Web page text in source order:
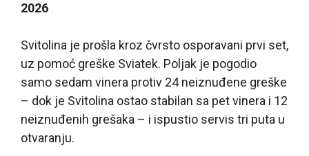
2026
Svitolina je prošla kroz čvrsto osporavani prvi set,
uz pomoć greške Sviatek. Poljak je pogodio
samo sedam vinera protiv 24 neiznuđene greške
– dok je Svitolina ostao stabilan sa pet vinera i 12
neiznuđenih grešaka – i ispustio servis tri puta u
otvaranju.